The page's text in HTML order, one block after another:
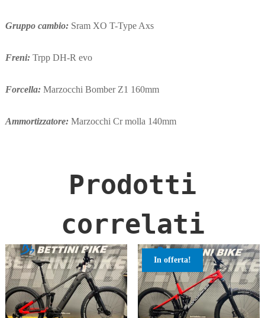
Gruppo cambio: Sram XO T-Type Axs
Freni: Trpp DH-R evo
Forcella: Marzocchi Bomber Z1 160mm
Ammortizzatore: Marzocchi Cr molla 140mm
Prodotti
correlati
In offerta!